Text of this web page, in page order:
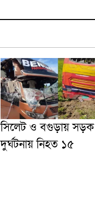
সিলেট ও বগুড়ায় সড়ক
দুর্ঘটনায় নিহত ১৫